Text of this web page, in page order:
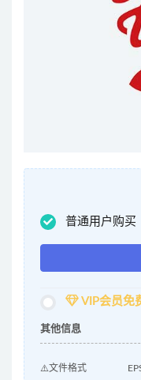
普通用户购买
VIP会员免
其他信息
⚠️文件格式